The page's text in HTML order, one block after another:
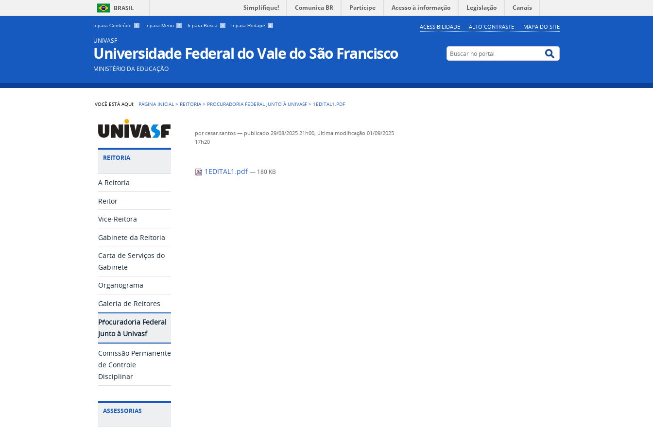
BRASIL Simplifique! Comunica BR Participe Acesso à informação Legislação Canais
Ir para Conteúdo 1 Ir para Menu 2 Ir para Busca 3 Ir para Rodapé 4 ACESSIBILIDADE ALTO CONTRASTE MAPA DO SITE
UNIVASF
Universidade Federal do Vale do São Francisco
MINISTÉRIO DA EDUCAÇÃO
Buscar no portal
VOCÊ ESTÁ AQUI: PÁGINA INICIAL > REITORIA > PROCURADORIA FEDERAL JUNTO À UNIVASF > 1EDITAL1.PDF
REITORIA
A Reitoria
Reitor
Vice-Reitora
Gabinete da Reitoria
Carta de Serviços do
Gabinete
Organograma
Galeria de Reitores
Procuradoria Federal
Junto à Univasf
Comissão Permanente
de Controle
Disciplinar
ASSESSORIAS
porcesar.santos — publicado 29/08/2025 21h00, última modificação 01/09/2025
17h20
1EDITAL1.pdf— 180 KB